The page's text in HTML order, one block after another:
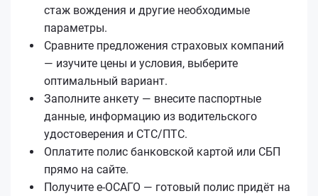
стаж вождения и другие необходимые
параметры.
Сравните предложения страховых компаний
— изучите цены и условия, выберите
оптимальный вариант.
Заполните анкету — внесите паспортные
данные, информацию из водительского
удостоверения и СТС/ПТС.
Оплатите полис банковской картой или СБП
прямо на сайте.
Получите е‑ОСАГО — готовый полис придёт на